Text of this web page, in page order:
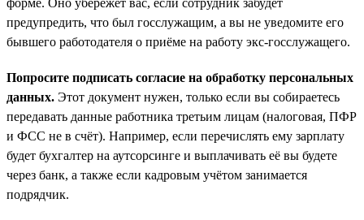
предупредить, что был госслужащим, а вы не уведомите его
бывшего работодателя о приёме на работу экс-госслужащего.
Попросите подписать согласие на обработку персональных
данных. Этот документ нужен, только если вы собираетесь
передавать данные работника третьим лицам (налоговая, ПФР
и ФСС не в счёт). Например, если перечислять ему зарплату
будет бухгалтер на аутсорсинге и выплачивать её вы будете
через банк, а также если кадровым учётом занимается
подрядчик.